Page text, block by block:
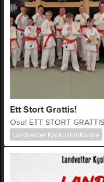
Ett Stort Grattis!
Landvetter KyokushinKarate